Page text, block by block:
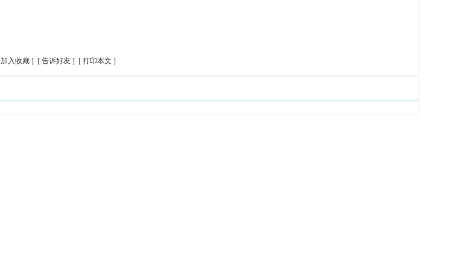
加入收藏] [ 告诉好友] [ 打印本文 ]